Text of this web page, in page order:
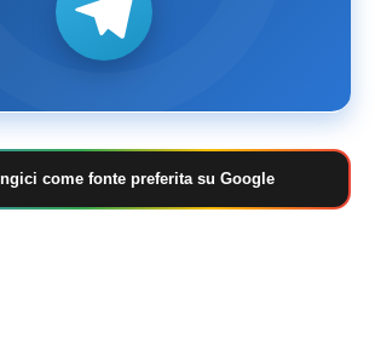
come fonte preferita su Google